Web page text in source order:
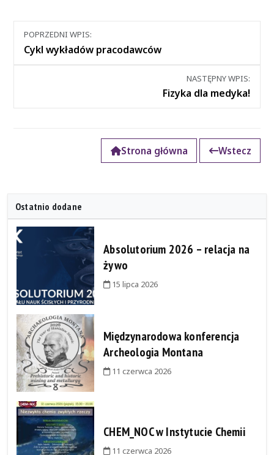
Nawigacja
między
POPRZEDNI WPIS:
Cykl wykładów pracodawców
NASTĘPNY WPIS:
Fizyka dla medyka!
Strona główna Wstecz
Ostatnio dodane
Absolutorium 2026 – relacja na
żywo
15 lipca 2026
Międzynarodowa konferencja
Archeologia Montana
11 czerwca 2026
CHEM_NOC w Instytucie Chemii
11 czerwca 2026